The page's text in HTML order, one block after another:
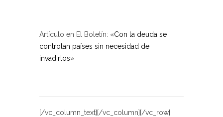
Artículo en El Boletín: «Con la deuda se
controlan países sin necesidad de
invadirlos»
[/vc_column_text][/vc_column][/vc_row]